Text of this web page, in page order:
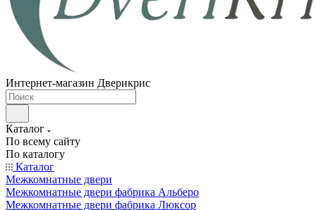
Интернет-магазин Дверикрис
Каталог
По всему сайту
По каталогу
Каталог
Межкомнатные двери
Межкомнатные двери фабрика Альберо
Межкомнатные двери фабрика Люксор